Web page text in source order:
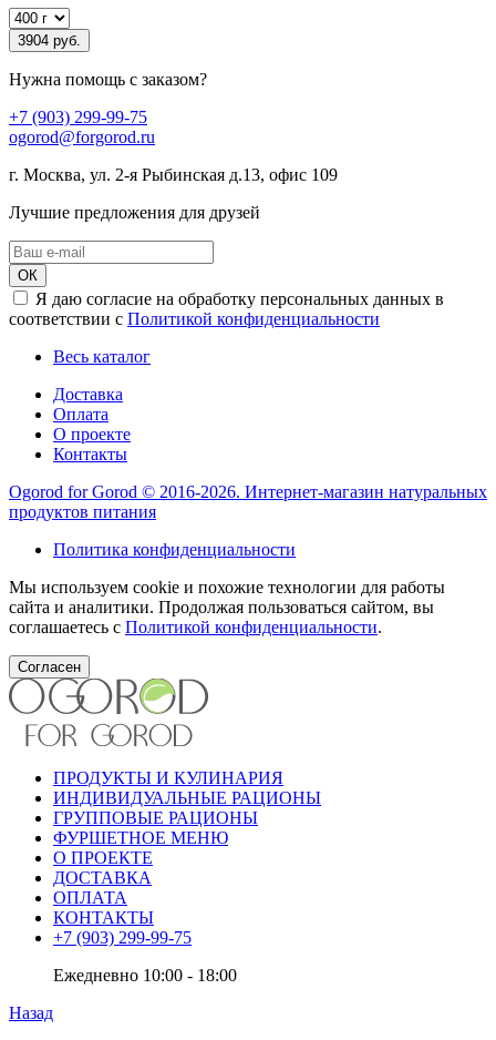
3904 руб.
Нужна помощь с заказом?
+7 (903) 299-99-75
ogorod@forgorod.ru
г. Москва, ул. 2-я Рыбинская д.13, офис 109
Лучшие предложения для друзей
ОК
Я даю согласие на обработку персональных данных в
соответствии с Политикой конфиденциальности
Весь каталог
Доставка
Оплата
О проекте
Контакты
Ogorod for Gorod © 2016-2026. Интернет-магазин натуральных
продуктов питания
Политика конфиденциальности
Мы используем cookie и похожие технологии для работы
сайта и аналитики. Продолжая пользоваться сайтом, вы
соглашаетесь с Политикой конфиденциальности.
Согласен
ПРОДУКТЫ И КУЛИНАРИЯ
ИНДИВИДУАЛЬНЫЕ РАЦИОНЫ
ГРУППОВЫЕ РАЦИОНЫ
ФУРШЕТНОЕ МЕНЮ
О ПРОЕКТЕ
ДОСТАВКА
ОПЛАТА
КОНТАКТЫ
+7 (903) 299-99-75
Ежедневно 10:00 - 18:00
Назад